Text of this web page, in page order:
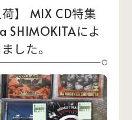
荷】 MIX CD特集
SHIMOKITAによ
した。